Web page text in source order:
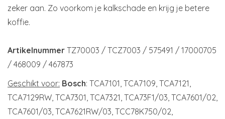
zeker aan. Zo voorkom je kalkschade en krijg je betere
koffie.
Artikelnummer TZ70003 / TCZ7003 / 575491 / 17000705
/ 468009 / 467873
Geschikt voor: Bosch: TCA7101, TCA7109, TCA7121,
TCA7129RW, TCA7301, TCA7321, TCA73F1/03, TCA7601/02,
TCA7601/03, TCA7621RW/03, TCC78K750/02,